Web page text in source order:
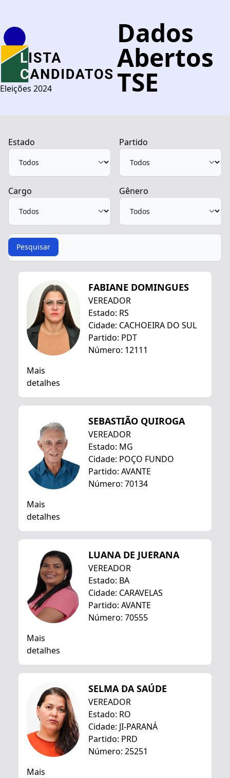
Eleições 2024
Dados
Abertos
TSE
Estado Partido
Cargo Gênero
Procurar
Pesquisar
FABIANE DOMINGUES
VEREADOR
Estado: RS
Cidade: CACHOEIRA DO SUL
Partido: PDT
Número: 12111
Mais
detalhes
SEBASTIÃO QUIROGA
VEREADOR
Estado: MG
Cidade: POÇO FUNDO
Partido: AVANTE
Número: 70134
Mais
detalhes
LUANA DE JUERANA
VEREADOR
Estado: BA
Cidade: CARAVELAS
Partido: AVANTE
Número: 70555
Mais
detalhes
SELMA DA SAÚDE
VEREADOR
Estado: RO
Cidade: JI-PARANÁ
Partido: PRD
Número: 25251
Mais